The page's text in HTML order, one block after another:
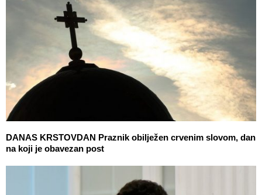
DANAS KRSTOVDAN Praznik obilježen crvenim slovom, dan
na koji je obavezan post